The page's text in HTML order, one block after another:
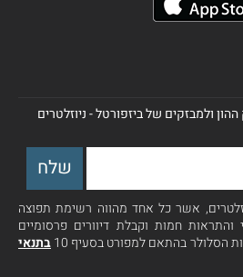
ולמבזקים של ביזפורטל - ניוזלטרים
אשר כל אחד מהווה רשימת תפוצה
והתראות חמות וקבלת דיוורים פרסומיים
הסלולר בהתאם למפורט בסעיף 10
בתנאי